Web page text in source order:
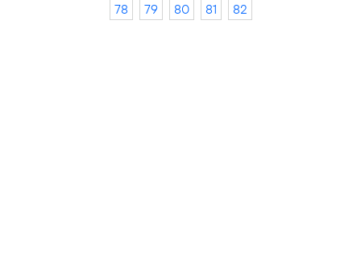
78
79 80 81 82